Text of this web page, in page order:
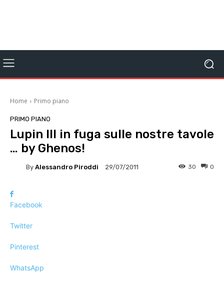
Home Primo piano
PRIMO PIANO
Lupin III in fuga sulle nostre tavole
… by Ghenos!
By Alessandro Piroddi 29/07/2011 0
30
Facebook
Twitter
Pinterest
WhatsApp